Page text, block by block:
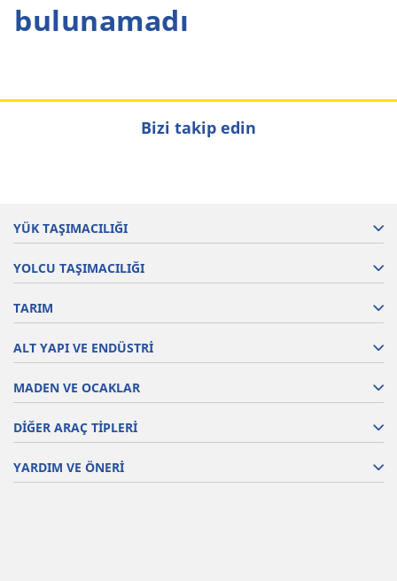
bulunamadı
Bizi takip edin
YÜK TAŞIMACILIĞI
YOLCU TAŞIMACILIĞI
TARIM
ALT YAPI VE ENDÜSTRİ
MADEN VE OCAKLAR
DİĞER ARAÇ TİPLERİ
YARDIM VE ÖNERİ